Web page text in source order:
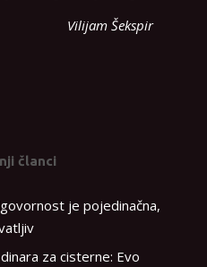
Vilijam Šekspir
članci
je pojedinačna,
za cisterne: Evo